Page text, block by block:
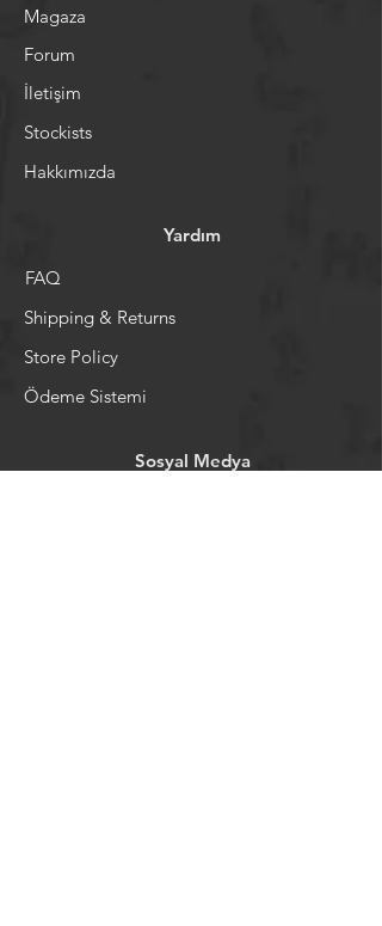
Magaza
Forum
İletişim
Stockists
Hakkımızda
Yardım
FAQ
Shipping & Returns
Store Policy
Ödeme Sistemi
Sosyal Medya